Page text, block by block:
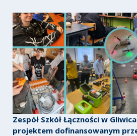
Zespół Szkół Łączności w
projektem dofinansowanym